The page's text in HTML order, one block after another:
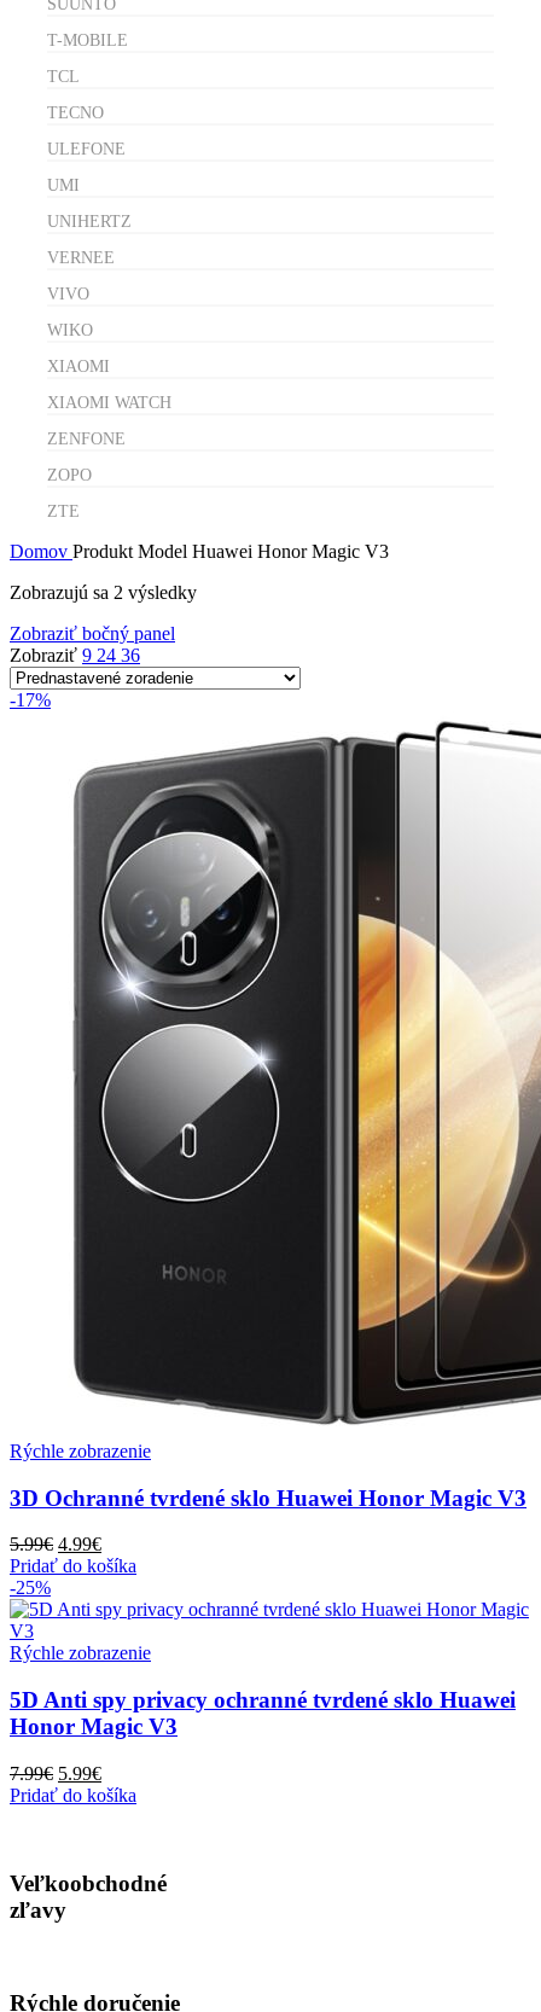
SUUNTO
T-MOBILE
TCL
TECNO
ULEFONE
UMI
UNIHERTZ
VERNEE
VIVO
WIKO
XIAOMI
XIAOMI WATCH
ZENFONE
ZOPO
ZTE
Domov Produkt Model Huawei Honor Magic V3
Zobrazujú sa 2 výsledky
Zobraziť bočný panel
Zobraziť 9 24 36
-17%
Rýchle zobrazenie
3D Ochranné tvrdené sklo Huawei Honor Magic V3
5.99€ Pôvodná
cena
5.99€.
4.99€Aktuálna
cena
4.99€.
Pridať do košíka
-25%
Rýchle zobrazenie
5D Anti spy privacy ochranné tvrdené sklo Huawei
Honor Magic V3
7.99€ Pôvodná
cena
5.99€Aktuálna
cena
Pridať do košíka
Veľkoobchodné
zľavy
Rýchle doručenie